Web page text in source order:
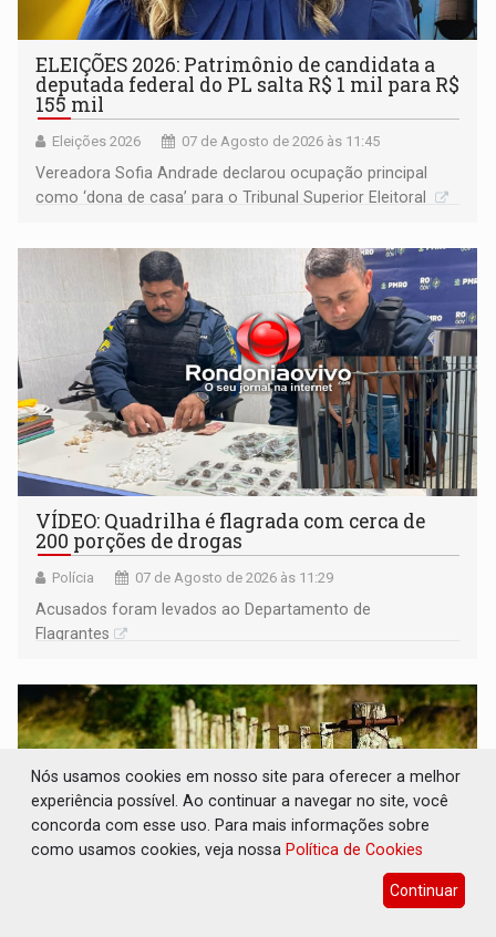
ELEIÇÕES 2026: Patrimônio de candidata a
deputada federal do PL salta R$ 1 mil para R$
155 mil
Eleições 2026 07 de Agosto de 2026 às 11:45
Vereadora Sofia Andrade declarou ocupação principal
como ‘dona de casa’ para o Tribunal Superior Eleitoral
VÍDEO: Quadrilha é flagrada com cerca de
200 porções de drogas
Polícia 07 de Agosto de 2026 às 11:29
Acusados foram levados ao Departamento de
Flagrantes
Nós usamos cookies em nosso site para oferecer a melhor
experiência possível. Ao continuar a navegar no site, você
concorda com esse uso. Para mais informações sobre
como usamos cookies, veja nossa Política de Cookies
Continuar